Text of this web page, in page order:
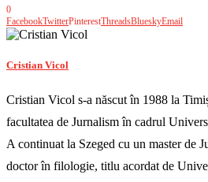
0
FacebookTwitterPinterestThreadsBlueskyEmail
Cristian Vicol
Cristian Vicol s-a născut în 1988 la
facultatea de Jurnalism în cadrul
A continuat la Szeged cu un master de
doctor în filologie, titlu acordat de